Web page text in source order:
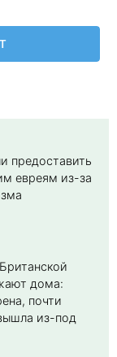
предоставить
евреям из-за
дома:
почти
из-под